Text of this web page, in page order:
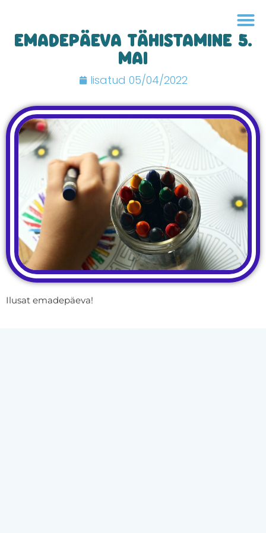
EMADEPÄEVA TÄHISTAMINE 5.
MAI
lisatud 05/04/2022
Ilusat emadepäeva!